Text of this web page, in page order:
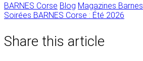
BARNES Corse Blog Magazines Barnes
Navigation
l’article
Soirées BARNES Corse : Été 2026
Share this article